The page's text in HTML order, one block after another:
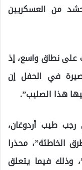
من العسكريين
على نطاق واسع، إذ
في الحفل إن
هذا الصليب”.
رجب طيب أردوغان،
الخاطئة”، محذرا
وذلك فيما يتعلق